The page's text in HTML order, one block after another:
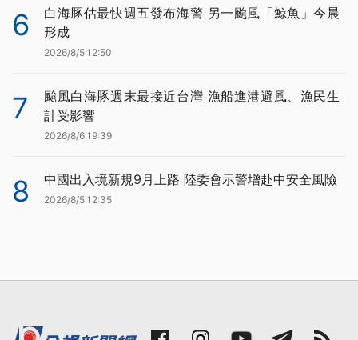
6
白海豚估最快週五發布海警 另一颱風「鯨魚」今晨
形成
2026/8/5 12:50
7
颱風白海豚週末最接近台灣 漁船進港避風、漁民生
計受影響
2026/8/6 19:39
8 中國出入境新規9月上路 陸委會示警增赴中安全風險
2026/8/5 12:35